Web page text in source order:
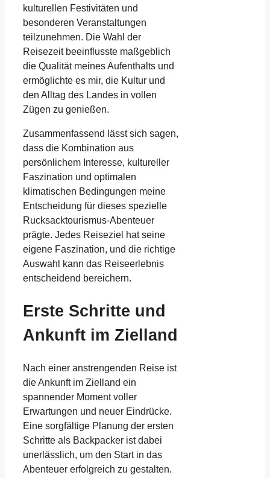
kulturellen Festivitäten und
besonderen Veranstaltungen
teilzunehmen. Die Wahl der
Reisezeit beeinflusste maßgeblich
die Qualität meines Aufenthalts und
ermöglichte es mir, die Kultur und
den Alltag des Landes in vollen
Zügen zu genießen.
Zusammenfassend lässt sich sagen,
dass die Kombination aus
persönlichem Interesse, kultureller
Faszination und optimalen
klimatischen Bedingungen meine
Entscheidung für dieses spezielle
Rucksacktourismus-Abenteuer
prägte. Jedes Reiseziel hat seine
eigene Faszination, und die richtige
Auswahl kann das Reiseerlebnis
entscheidend bereichern.
Erste Schritte und
Ankunft im Zielland
Nach einer anstrengenden Reise ist
die Ankunft im Zielland ein
spannender Moment voller
Erwartungen und neuer Eindrücke.
Eine sorgfältige Planung der ersten
Schritte als Backpacker ist dabei
unerlässlich, um den Start in das
Abenteuer erfolgreich zu gestalten.